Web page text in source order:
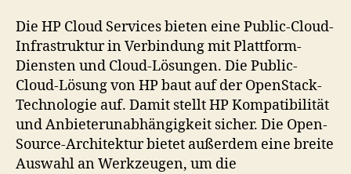
Die HP Cloud Services bieten eine Public-Cloud-
Infrastruktur in Verbindung mit Plattform-
Diensten und Cloud-Lösungen. Die Public-
Cloud-Lösung von HP baut auf der OpenStack-
Technologie auf. Damit stellt HP Kompatibilität
und Anbieterunabhängigkeit sicher. Die Open-
Source-Architektur bietet außerdem eine breite
Auswahl an Werkzeugen, um die